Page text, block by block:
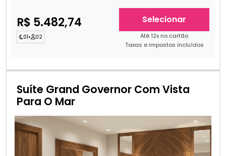
R$ 5.482,74
01• 02
Selecionar
Até 12x no cartão
Taxas e impostos incluídos
Suíte Grand Governor Com Vista
Para O Mar